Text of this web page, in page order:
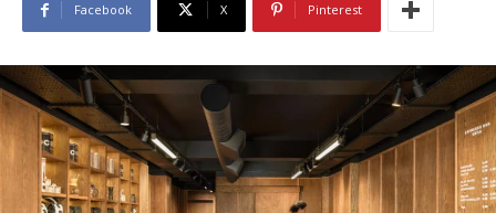
Facebook X Pinterest